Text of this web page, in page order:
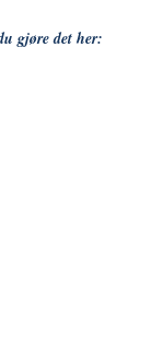
gjøre det her: